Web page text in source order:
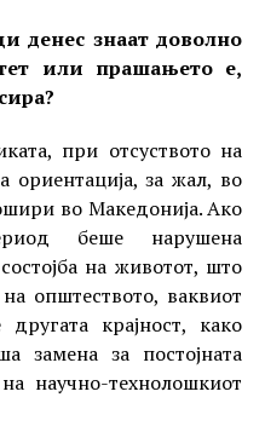
денес знаат доволно
или прашањето е,
при отсуството на
ориентација, за жал, во
во Македонија. Ако
беше нарушена
на животот, што
општеството, ваквиот
крајност, како
замена за постојната
научно-технолошкиот